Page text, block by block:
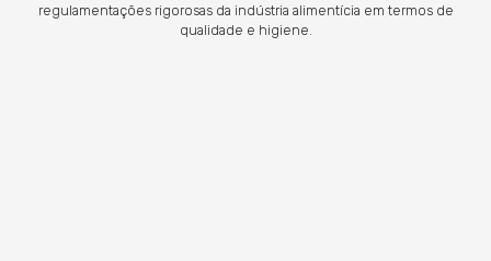
regulamentações rigorosas da indústria alimentícia em termos de
qualidade e higiene.